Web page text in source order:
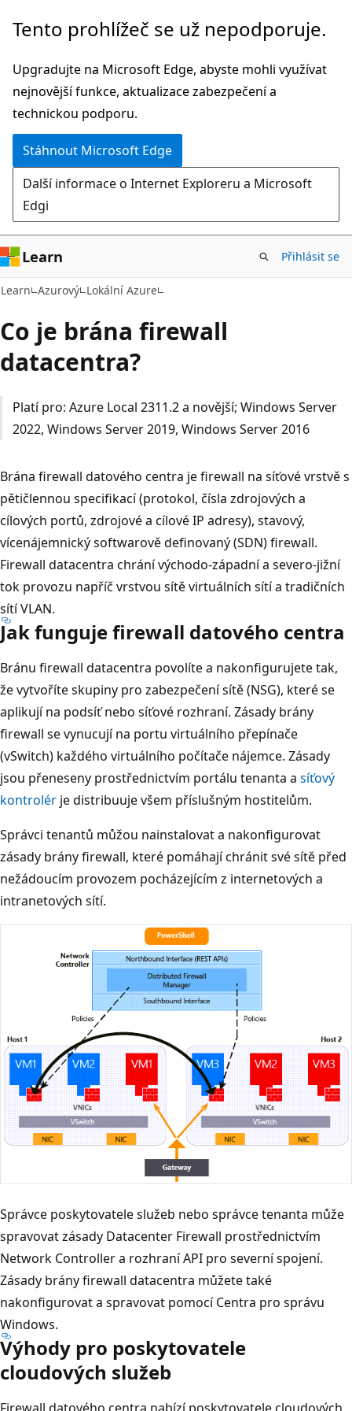
Přeskočit
hlavní
obsah
Tento prohlížeč se už nepodporuje.
Upgradujte na Microsoft Edge, abyste mohli využívat
nejnovější funkce, aktualizace zabezpečení a
technickou podporu.
Stáhnout Microsoft Edge
Další informace o Internet Exploreru a Microsoft
Edgi
Learn Přihlásit se
Learn Azurový Lokální Azure
Co je brána firewall
datacentra?
Platí pro: Azure Local 2311.2 a novější; Windows Server
2022, Windows Server 2019, Windows Server 2016
Brána firewall datového centra je firewall na síťové vrstvě s
pětičlennou specifikací (protokol, čísla zdrojových a
cílových portů, zdrojové a cílové IP adresy), stavový,
vícenájemnický softwarově definovaný (SDN) firewall.
Firewall datacentra chrání východo-západní a severo-jižní
tok provozu napříč vrstvou sítě virtuálních sítí a tradičních
sítí VLAN.
Jak funguje firewall datového centra
Bránu firewall datacentra povolíte a nakonfigurujete tak,
že vytvoříte skupiny pro zabezpečení sítě (NSG), které se
aplikují na podsíť nebo síťové rozhraní. Zásady brány
firewall se vynucují na portu virtuálního přepínače
(vSwitch) každého virtuálního počítače nájemce. Zásady
jsou přeneseny prostřednictvím portálu tenanta a síťový
kontrolér je distribuuje všem příslušným hostitelům.
Správci tenantů můžou nainstalovat a nakonfigurovat
zásady brány firewall, které pomáhají chránit své sítě před
nežádoucím provozem pocházejícím z internetových a
intranetových sítí.
Správce poskytovatele služeb nebo správce tenanta může
spravovat zásady Datacenter Firewall prostřednictvím
Network Controller a rozhraní API pro severní spojení.
Zásady brány firewall datacentra můžete také
nakonfigurovat a spravovat pomocí Centra pro správu
Windows.
Výhody pro poskytovatele
cloudových služeb